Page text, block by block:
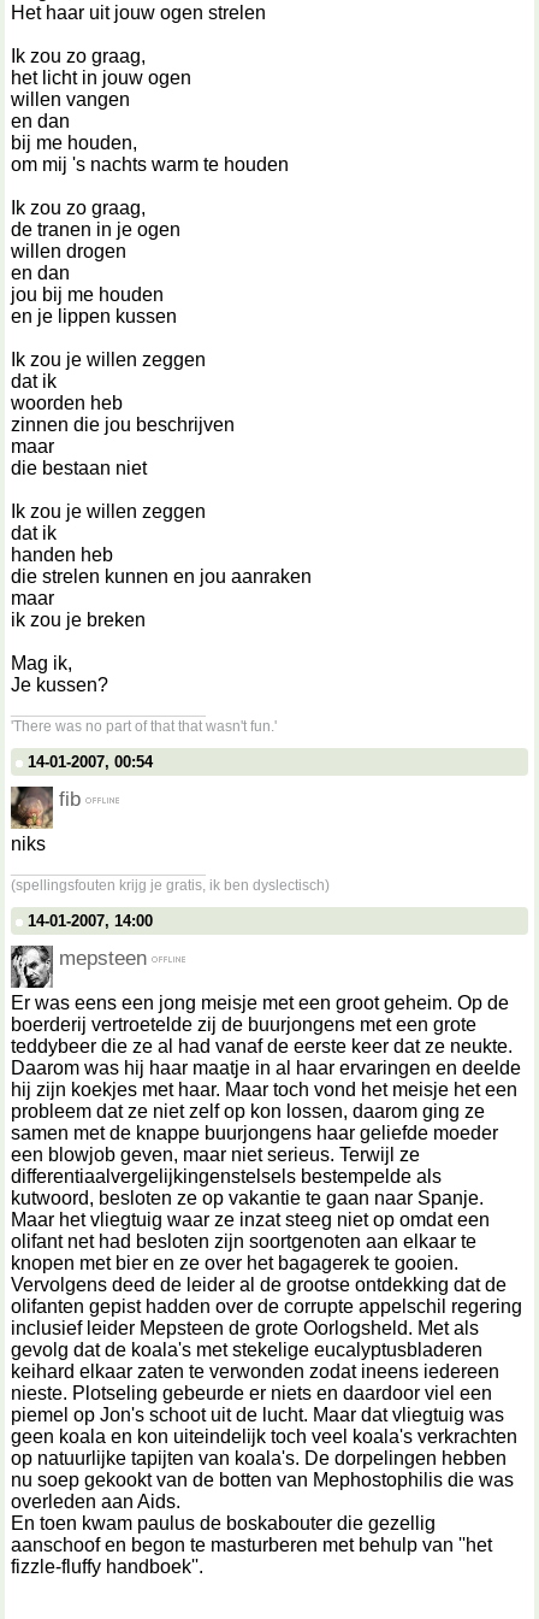
Het haar uit jouw ogen strelen
Ik zou zo graag,
het licht in jouw ogen
willen vangen
en dan
bij me houden,
om mij 's nachts warm te houden
Ik zou zo graag,
de tranen in je ogen
willen drogen
en dan
jou bij me houden
en je lippen kussen
Ik zou je willen zeggen
dat ik
woorden heb
zinnen die jou beschrijven
maar
die bestaan niet
Ik zou je willen zeggen
dat ik
handen heb
die strelen kunnen en jou aanraken
maar
ik zou je breken
Mag ik,
Je kussen?
'There was no part of that that wasn't fun.'
14-01-2007, 00:54
fib
niks
(spellingsfouten krijg je gratis, ik ben dyslectisch)
14-01-2007, 14:00
mepsteen
Er was eens een jong meisje met een groot geheim. Op de
boerderij vertroetelde zij de buurjongens met een grote
teddybeer die ze al had vanaf de eerste keer dat ze neukte.
Daarom was hij haar maatje in al haar ervaringen en deelde
hij zijn koekjes met haar. Maar toch vond het meisje het een
probleem dat ze niet zelf op kon lossen, daarom ging ze
samen met de knappe buurjongens haar geliefde moeder
een blowjob geven, maar niet serieus. Terwijl ze
differentiaalvergelijkingenstelsels bestempelde als
kutwoord, besloten ze op vakantie te gaan naar Spanje.
Maar het vliegtuig waar ze inzat steeg niet op omdat een
olifant net had besloten zijn soortgenoten aan elkaar te
knopen met bier en ze over het bagagerek te gooien.
Vervolgens deed de leider al de grootse ontdekking dat de
olifanten gepist hadden over de corrupte appelschil regering
inclusief leider Mepsteen de grote Oorlogsheld. Met als
gevolg dat de koala's met stekelige eucalyptusbladeren
keihard elkaar zaten te verwonden zodat ineens iedereen
nieste. Plotseling gebeurde er niets en daardoor viel een
piemel op Jon's schoot uit de lucht. Maar dat vliegtuig was
geen koala en kon uiteindelijk toch veel koala's verkrachten
op natuurlijke tapijten van koala's. De dorpelingen hebben
nu soep gekookt van de botten van Mephostophilis die was
overleden aan Aids.
En toen kwam paulus de boskabouter die gezellig
aanschoof en begon te masturberen met behulp van ''het
fizzle-fluffy handboek''.